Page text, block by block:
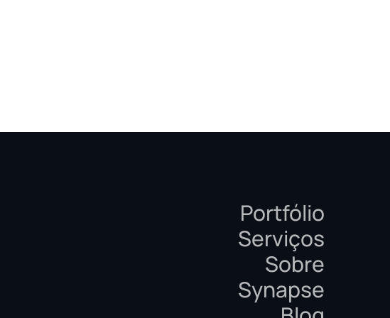
Portfólio
Serviços
Sobre
Synapse